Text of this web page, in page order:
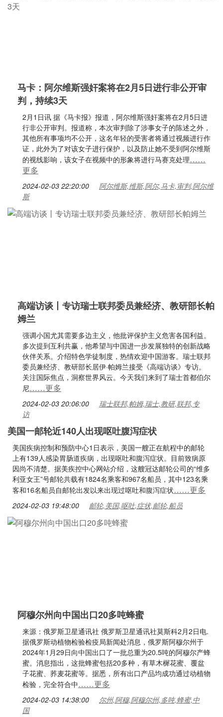
马卡：阿尔维斯强奸案将在2月5日进行非公开审
判，持续3天
2月1日讯 据《马卡报》报道，阿尔维斯强奸案将在2月5日进
行非公开审判。报道称，本次审判除了涉事女子的陈述之外，
其他所有事项均不公开，这名年轻的受害者将通过视频进行作
证，此外为了对该女子进行保护，以及防止她不受到阿尔维斯
的视线影响，该女子在视频中的形象将进行马赛克处理……
更多
2024-02-03 22:20:00
阿尔维斯,维斯,阿尔,马卡,审判,阿尔维
斯
高端访谈丨专访瑞士联邦委员兼经济、教研部长帕
姆兰
强调小国尤其需要多边主义，他批评保护主义危害各国利益。
多次提到互利共赢，他希望与中国进一步发展独特的创新战略
伙伴关系。介绍特色学徒制度，热情欢迎中国游客。瑞士联邦
委员兼经济、教研部长居伊·帕姆兰接受《高端访谈》专访。
关注国际焦点，洞察世界风云。今天我们来到了瑞士首都伯尔
尼……更多
2024-02-03 20:06:00
瑞士联邦,帕姆,瑞士,教研,联邦,专
访
美国一邮轮近140人出现呕吐腹泻症状
美国疾病控制和预防中心1日表示，美国一艘正在航程中的邮轮
上有139人感染胃肠道疾病，出现呕吐和腹泻症状。目前致病原
因尚不清楚。据美疾控中心网站介绍，这艘冠达邮轮公司的“维多
利亚女王”号邮轮共载有1824名乘客和967名船员，其中123名乘
客和16名船员自邮轮出发以来出现过呕吐和腹泻症状……更多
2024-02-03 19:48:00 邮轮,美国,呕吐,症状,邮轮,船员
阿穆尔州向中国出口20多吨蜂蜜
来源：俄罗斯卫星通讯社 俄罗斯卫星通讯社莫斯科2月2日电.
据俄罗斯动植物检验检疫局新闻处消息，俄罗斯阿穆尔州于
2024年1月29日向中国出口了一批总重为20.5吨的阿穆尔产蜂
蜜。消息指出，这批蜂蜜包括20多种，有草木樨花蜜、覆盆
子花蜜、荞麦花蜜等。据悉，所有出口产品均成功通过动植物
检验，完全符合中……更多
2024-02-03 14:38:00
尔州,阿穆,阿穆尔州,多吨,蜂蜜,中
国